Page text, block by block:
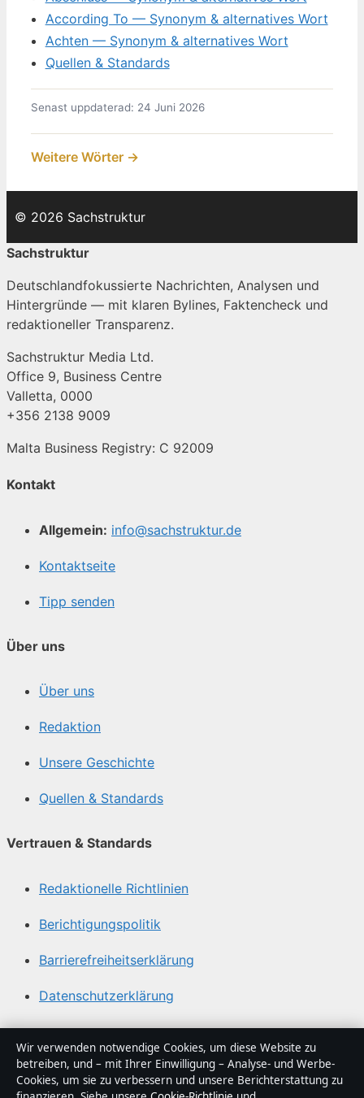
According To — Synonym & alternatives Wort
Achten — Synonym & alternatives Wort
Quellen & Standards
Senast uppdaterad: 24 Juni 2026
Weitere Wörter →
© 2026 Sachstruktur
Sachstruktur
Deutschlandfokussierte Nachrichten, Analysen und
Hintergründe — mit klaren Bylines, Faktencheck und
redaktioneller Transparenz.
Sachstruktur Media Ltd.
Office 9, Business Centre
Valletta, 0000
+356 2138 9009
Malta Business Registry: C 92009
Kontakt
Allgemein: info@sachstruktur.de
Kontaktseite
Tipp senden
Über uns
Über uns
Redaktion
Unsere Geschichte
Quellen & Standards
Vertrauen & Standards
Redaktionelle Richtlinien
Berichtigungspolitik
Barrierefreiheitserklärung
Datenschutzerklärung
Über Sachstruktur in Kürze
Sachstruktur ist ein unabhängiger digitaler
Wir verwenden notwendige Cookies, um diese Website zu
betreiben, und – mit Ihrer Einwilligung – Analyse- und Werbe-
Cookies, um sie zu verbessern und unsere Berichterstattung zu